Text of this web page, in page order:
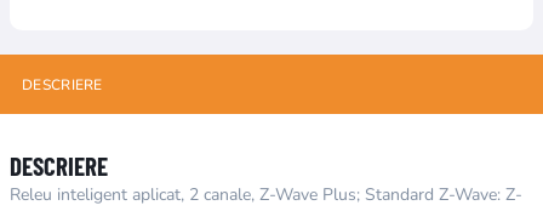
DESCRIERE
DESCRIERE
Releu inteligent aplicat, 2 canale, Z-Wave Plus; Standard Z-Wave: Z-